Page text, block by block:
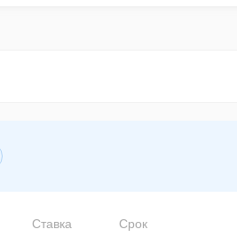
Ставка Срок